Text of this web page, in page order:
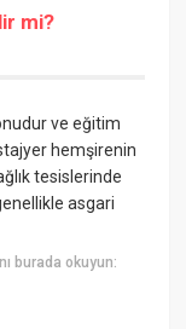
mi?
ve eğitim
hemşirenin
tesislerinde
asgari
burada okuyun: